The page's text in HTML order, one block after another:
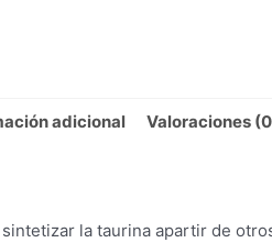
adicional Valoraciones
la taurina apartir de